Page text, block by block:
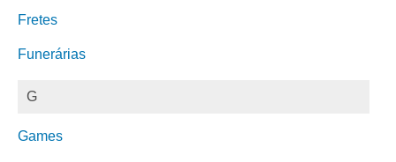
Fretes
Funerárias
G
Games